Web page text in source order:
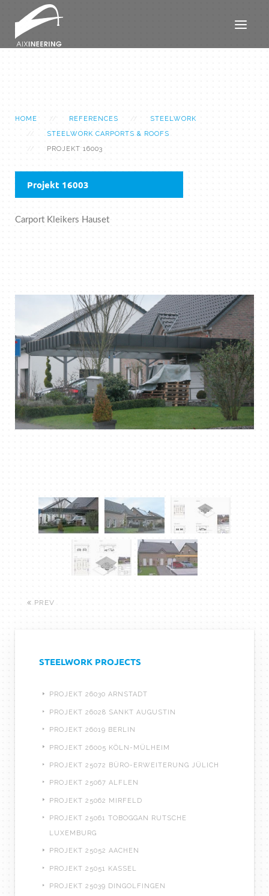
HOME REFERENCES
STEELWORK
STEELWORK CARPORTS & ROOFS
PROJEKT 16003
Projekt 16003
Carport Kleikers Hauset
PREV
STEELWORK PROJECTS
PROJEKT 26030 ARNSTADT
PROJEKT 26028 SANKT AUGUSTIN
PROJEKT 26019 BERLIN
PROJEKT 26005 KÖLN-MÜLHEIM
PROJEKT 25072 BÜRO-ERWEITERUNG JÜLICH
PROJEKT 25067 ALFLEN
PROJEKT 25062 MIRFELD
PROJEKT 25061 TOBOGGAN RUTSCHE
LUXEMBURG
PROJEKT 25052 AACHEN
PROJEKT 25051 KASSEL
PROJEKT 25039 DINGOLFINGEN